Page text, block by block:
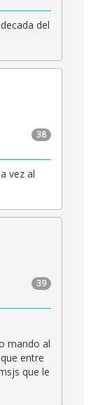
del
38
vez al
39
mando al
entre
que le